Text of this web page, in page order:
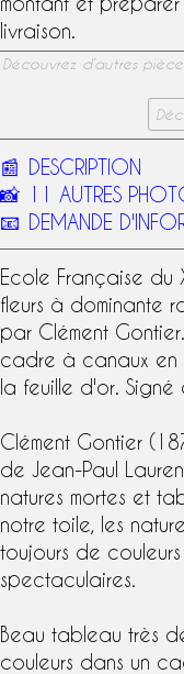
livraison.
Découvrez d’autres
📰 DESCRIPTION
📸 11 AUTRES
📧 DEMANDE
Ecole Française du
fleurs à dominante
par Clément Gontier
cadre à canaux en
la feuille d'or .
Clément Gontier
de Jean-Paul
natures mortes et
notre toile, les
toujours de
spectaculaires.
Beau tableau très
couleurs dans un